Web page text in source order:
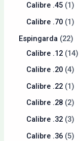
Calibre .45 1
Calibre .70 1
Espingarda
22
Calibre .12 14
Calibre .20 4
Calibre .22 1
Calibre .28 2
Calibre .32 3
Calibre .36 5